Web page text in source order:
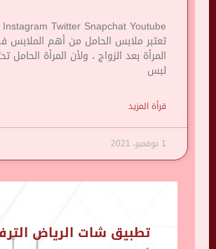
تعتبر ملابس الحامل من أهم الملابس
المرأة بعد الزواج ، ولأن المرأة الحامل
لبس
قرأة المزيد
1 نوفمبر، 2021
تطبيق شات الرياض